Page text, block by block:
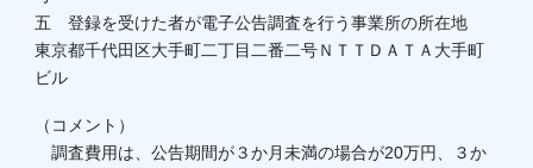
五 登録を受けた者が電子公告調査を行う事業所の所在地
東京都千代田区大手町二丁目二番二号ＮＴＴＤＡＴＡ大手町
ビル
（コメント）
調査費用は、公告期間が３か月未満の場合が20万円、３か